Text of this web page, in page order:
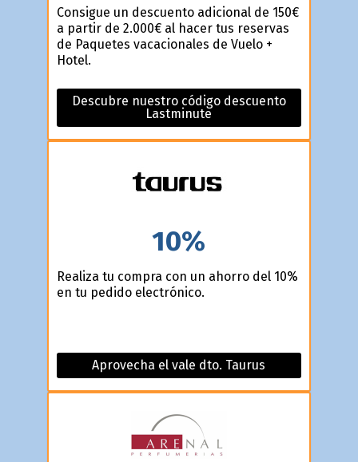
Consigue un descuento adicional de 150€
a partir de 2.000€ al hacer tus reservas
de Paquetes vacacionales de Vuelo +
Hotel.
Descubre nuestro código descuento
Lastminute
10%
Realiza tu compra con un ahorro del 10%
en tu pedido electrónico.
Aprovecha el vale dto. Taurus